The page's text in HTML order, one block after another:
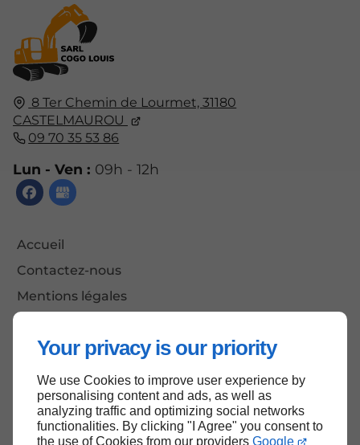
Your privacy is our priority
We use Cookies to improve user experience by
personalising content and ads, as well as
analyzing traffic and optimizing social networks
functionalities. By clicking "I Agree" you consent to
the use of Cookies from our providers Google
8 Ter Chemin de Lourmet,31180
CASTELMAUROU
09 70 35 53 86
Lun - Ven : 09h - 12h
Accueil
Contactez-nous
Mentions légales
Haut de page